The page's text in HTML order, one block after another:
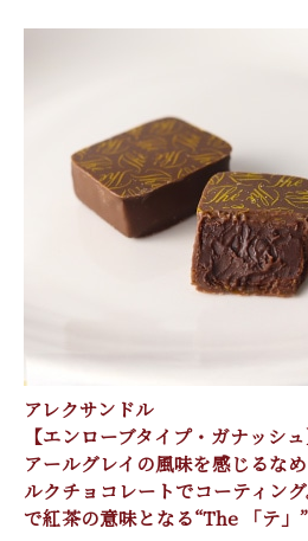
アレクサンドル
【エンローブタイプ・ガナッシュ
アールグレイの風味を感じるな
ルクチョコレートでコーティン
で紅茶の意味となる“The 「テ」”